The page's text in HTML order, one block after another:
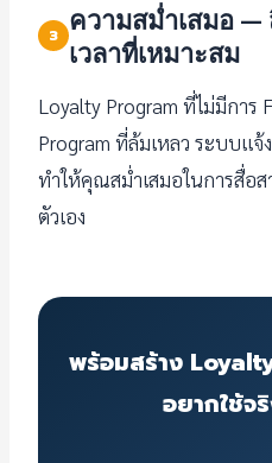
3 ความสม่ำเสมอ
เวลาที่เหมาะสม
Loyalty Program ที่ไม่มีการ
Program ที่ล้มเหลว ระบบแจ้
ทำให้คุณสม่ำเสมอในการสื่อส
ตัวเอง
พร้อมสร้าง
อยากใช้จ